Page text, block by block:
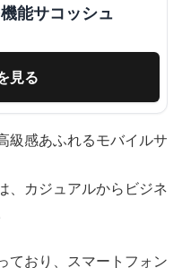
能サコッシュ
見る
級感あふれるモバイルサ
、カジュアルからビジネ
ており、スマートフォン